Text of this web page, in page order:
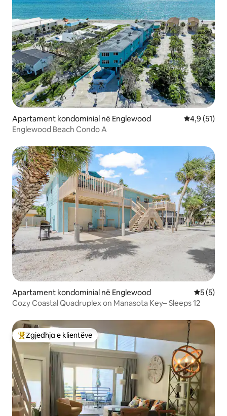
Apartament kondominial në Englewood Vlerësimi
4,9 (51)
Englewood Beach Condo A
Apartament kondominial në Englewood
5 (5)
Cozy Coastal Quadruplex on Manasota Key– Sleeps 12
Më të mirat e zgjedhjeve të klientëve
Zgjedhja e klientëve